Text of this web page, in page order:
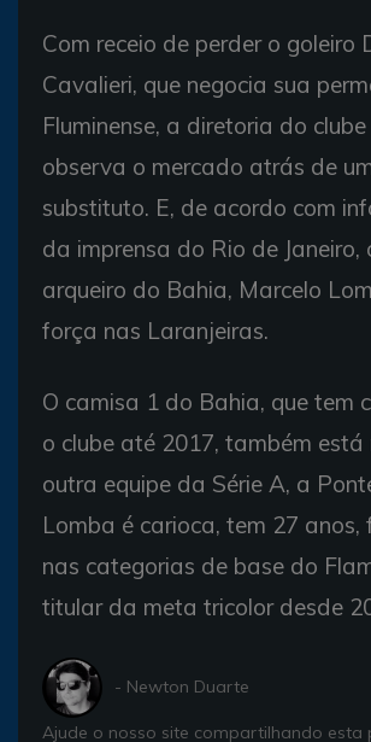
Com receio de perder o goleiro
Cavalieri, que negocia sua
Fluminense, a diretoria do
observa o mercado atrás de
substituto. E, de acordo com
da imprensa do Rio de Janeiro,
arqueiro do Bahia, Marcelo
força nas Laranjeiras.
O camisa 1 do Bahia, que tem
o clube até 2017, também
outra equipe da Série A, a
Lomba é carioca, tem 27 anos,
nas categorias de base do
titular da meta tricolor desde
- Newton Duarte
Ajude o nosso site compartilhando esta